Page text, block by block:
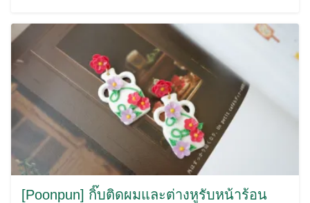
[Poonpun] กิ๊บติดผมและต่างหูรับหน้าร้อน